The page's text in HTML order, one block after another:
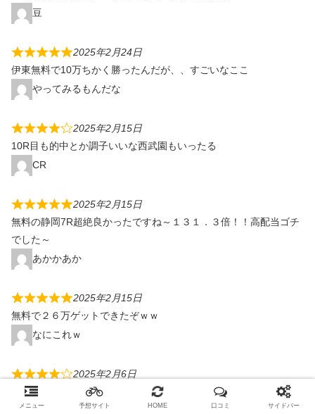
豆
2025年2月24日
伊東無料で10万ちかく勝ったんだが、、すごいなここ
やってみるもんだな
2025年2月15日
10R目も的中とか調子いいな西武園もいったる
CR
2025年2月15日
無料の静岡7R超絶良かったですね～１３１．３倍！！高配当ゴチ
でした～
あかかあか
2025年2月15日
無料で２６万ゲットできたぞｗｗ
なにこれｗ
2025年2月6日
岐阜４Rあたり！！２４．５倍！！
あかかあか
メニュー 予想サイト HOME 口コミ サイドバー